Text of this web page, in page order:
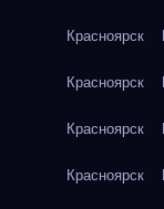
Красноярск
Красноярск
Красноярск
Красноярск